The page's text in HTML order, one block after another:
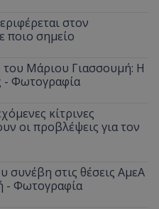
στον
ποιο σημείο
του Μάριου Γιασσουμή: Η
- Φωτογραφία
κίτρινες
οι προβλέψεις για τον
συνέβη στις θέσεις ΑμεΑ
- Φωτογραφία